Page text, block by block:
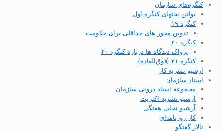
کنگره‌های سازمان
بولتن بحثهای کنگره اول
کنگره ۱۹
تدوین محور های حداقلی برای حکومت
کنگره ۲۰
پژواک دیدگاه ها درباره کنگره ۲۰
کنگره ۲۱ (فوق‌العاده)
آرشیو نشریه کار
اسناد سازمان
مجموعه اسناد درونی سازمان
آرشیو نشریه اکثریت
آرشیو تحلیل هفتگی
کار روزنامه‌ای
تالار گفتگو